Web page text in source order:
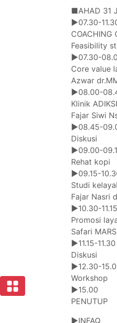
■AHAD 31
▶07.30-
COACHING
Feasibility
▶07.30-
Core value
Azwar
▶08.00-
Klinik ADIKSI
Fajar Siwi
▶08.45-
Diskusi
▶09.00-
Rehat kopi
▶09.15-
Studi
Fajar Nasri
▶10.30-11.15
Promosi
Safari MARS
▶11.15-11.30
Diskusi
▶12.30-
Workshop
▶15.00
PENUTUP
▶INFAQ